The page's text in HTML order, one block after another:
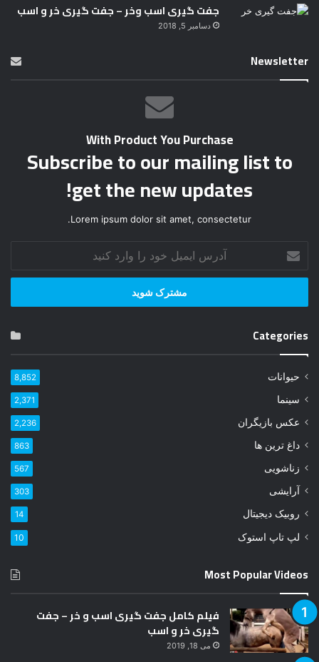
جفت گیری اسب وخر – جفت گیری خر و اسب
دسامبر 5, 2018
Newsletter
With Product You Purchase
Subscribe to our mailing list to
get the new updates!
Lorem ipsum dolor sit amet, consectetur.
ر
ا
م
ی
خ
و
ر
ا
ا
ر
ک
ن
Categories
حیوانات 8,852
سینما 2,371
عکس بازیگران 2,236
داغ ترین ها 863
زناشویی 567
آرایشی 303
روبیک دیجیتال 14
لپ تاپ استوک 10
Most Popular Videos
فیلم کامل جفت گیری اسب و خر – جفت
گیری خر و اسب
می 18, 2019